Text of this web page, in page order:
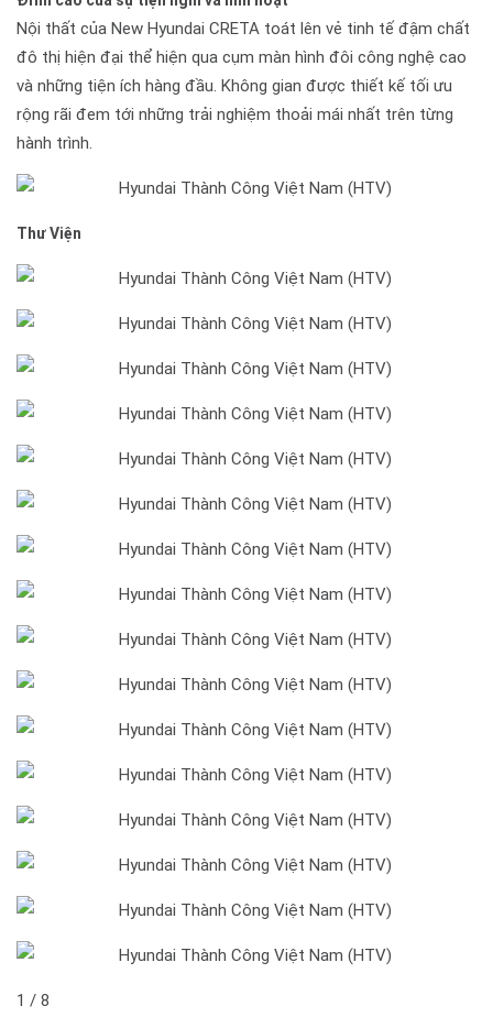
Nội thất của New Hyundai CRETA toát lên vẻ tinh tế đậm chất
đô thị hiện đại thể hiện qua cụm màn hình đôi công nghệ cao
và những tiện ích hàng đầu. Không gian được thiết kế tối ưu
rộng rãi đem tới những trải nghiệm thoải mái nhất trên từng
hành trình.
Thư Viện
1 / 8